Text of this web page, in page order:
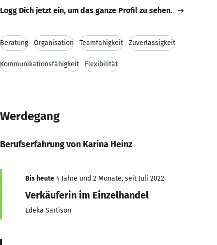
Logg Dich jetzt ein, um das ganze Profil zu sehen.
Beratung Organisation Teamfähigkeit Zuverlässigkeit
Kommunikationsfähigkeit Flexibilität
Werdegang
Berufserfahrung von Karina Heinz
Bis heute 4 Jahre und 2 Monate, seit Juli 2022
Verkäuferin im Einzelhandel
Edeka Sartison